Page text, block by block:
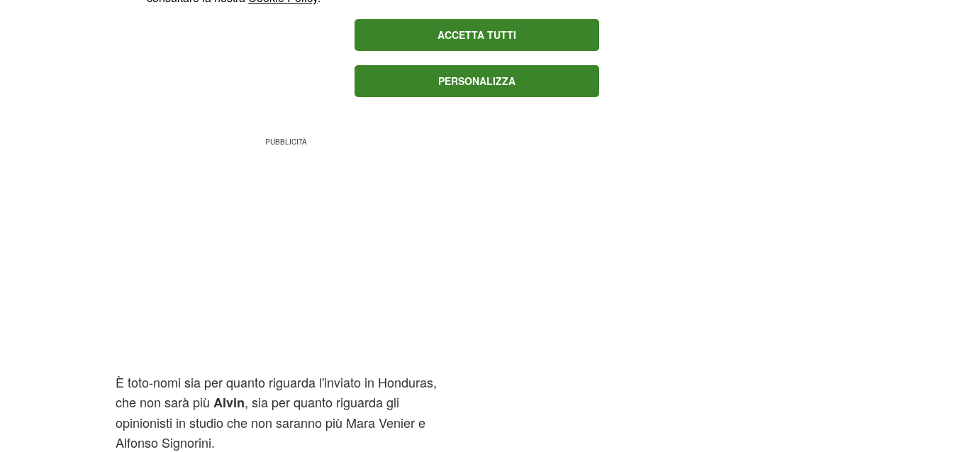
è stata riconfermata
alla conduzione del programma mentre, per quanto riguarda
Gigi Sammarchi e Andrea Roncato.
È toto-nomi sia per quanto riguarda l'inviato in Honduras,
che non sarà più Alvin, sia per quanto riguarda gli
opinionisti in studio che non saranno più Mara Venier e
Alfonso Signorini.
ACCETTA TUTTI
PERSONALIZZA